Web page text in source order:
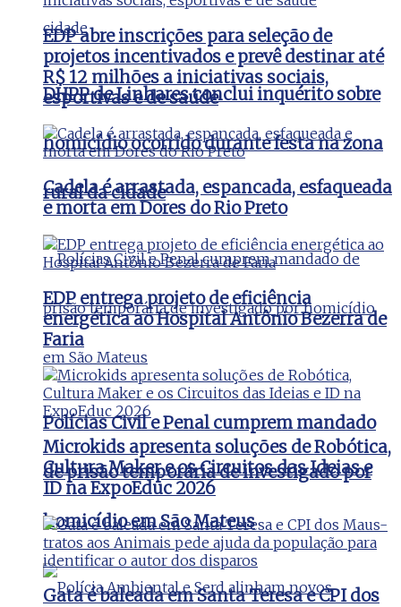
DHPP de Linhares conclui inquérito sobre
homicídio ocorrido durante festa na zona
rural da cidade
Polícias Civil e Penal cumprem mandado
de prisão temporária de investigado por
homicídio em São Mateus
EDP abre inscrições para seleção de
projetos incentivados e prevê destinar até
R$ 12 milhões a iniciativas sociais,
esportivas e de saúde
Cadela é arrastada, espancada, esfaqueada
e morta em Dores do Rio Preto
EDP entrega projeto de eficiência
energética ao Hospital Antônio Bezerra de
Faria
Microkids apresenta soluções de Robótica,
Cultura Maker e os Circuitos das Ideias e
ID na ExpoEduc 2026
Gata é baleada em Santa Teresa e CPI dos